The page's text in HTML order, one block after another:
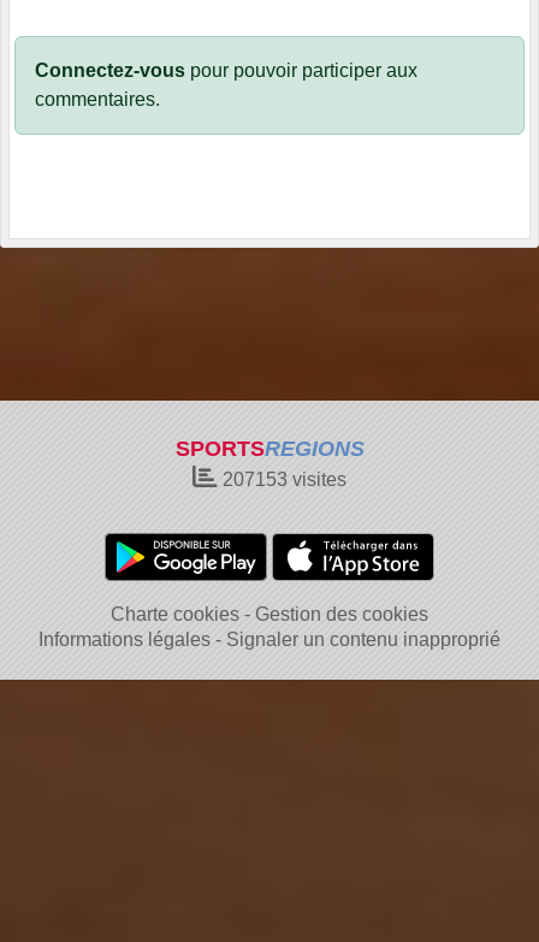
Connectez-vous pour pouvoir participer aux
commentaires.
SPORTSREGIONS
207153 visites
Charte cookies
Gestion des cookies
Informations légales
Signaler un contenu inapproprié